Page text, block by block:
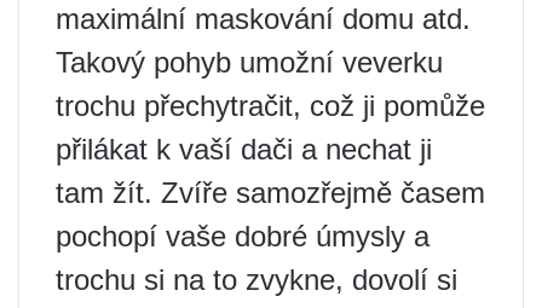
maximální maskování domu atd.
Takový pohyb umožní veverku
trochu přechytračit, což ji pomůže
přilákat k vaší dači a nechat ji
tam žít. Zvíře samozřejmě časem
pochopí vaše dobré úmysly a
trochu si na to zvykne, dovolí si